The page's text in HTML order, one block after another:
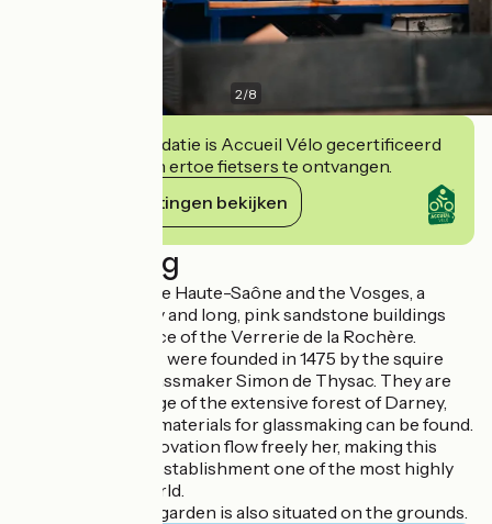
2/8
Deze accommodatie is Accueil Vélo gecertificeerd
en verbindt zich ertoe fietsers te ontvangen.
Haar verplichtingen bekijken
Beschrijving
In the region of the Haute-Saône and the Vosges, a
towering chimney and long, pink sandstone buildings
signal the presence of the Verrerie de la Rochère.
These glassworks were founded in 1475 by the squire
and gentleman glassmaker Simon de Thysac. They are
located on the edge of the extensive forest of Darney,
where all the raw materials for glassmaking can be found.
Creativity and innovation flow freely her, making this
Franche-Comté establishment one of the most highly
reputed in the world.
A Japanese-style garden is also situated on the grounds.